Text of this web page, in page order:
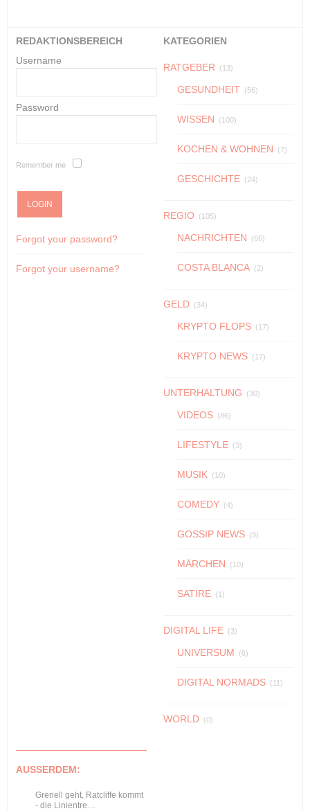
REDAKTIONSBEREICH
Username
Password
Remember me
Forgot your password?
Forgot your username?
KATEGORIEN
RATGEBER (13)
GESUNDHEIT (56)
WISSEN (100)
KOCHEN & WOHNEN (7)
GESCHICHTE (24)
REGIO (105)
NACHRICHTEN (66)
COSTA BLANCA (2)
GELD (34)
KRYPTO FLOPS (17)
KRYPTO NEWS (17)
UNTERHALTUNG (30)
VIDEOS (86)
LIFESTYLE (3)
MUSIK (10)
COMEDY (4)
GOSSIP NEWS (9)
MÄRCHEN (10)
SATIRE (1)
DIGITAL LIFE (3)
UNIVERSUM (6)
DIGITAL NORMADS (11)
WORLD (0)
AUSSERDEM:
Grenell geht, Ratcliffe kommt
- die Linientre…